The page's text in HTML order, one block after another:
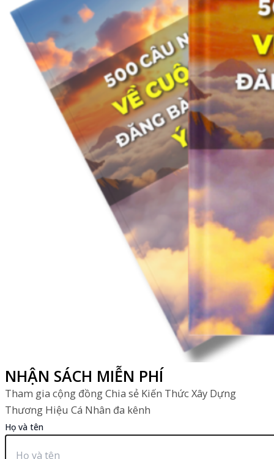
NHẬN SÁCH MIỄN PHÍ
Tham gia cộng đồng Chia sẻ Kiến Thức Xây Dựng
Thương Hiệu Cá Nhân đa kênh
Họ và tên